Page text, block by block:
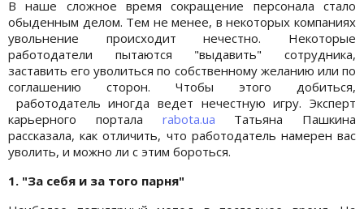
В наше сложное время сокращение персонала стало
обыденным делом. Тем не менее, в некоторых компаниях
увольнение происходит нечестно. Некоторые
работодатели пытаются "выдавить" сотрудника,
заставить его уволиться по собственному желанию или по
соглашению сторон. Чтобы этого добиться,
работодатель иногда ведет нечестную игру. Эксперт
карьерного портала rabota.ua Татьяна Пашкина
рассказала, как отличить, что работодатель намерен вас
уволить, и можно ли с этим бороться.
1. "За себя и за того парня"